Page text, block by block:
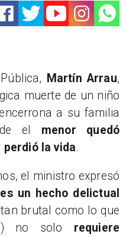
Martín Arrau,
muerte de un niño
a su familia
el menor quedó
la vida.
el ministro expresó
un hecho delictual
brutal como lo que
no solo requiere